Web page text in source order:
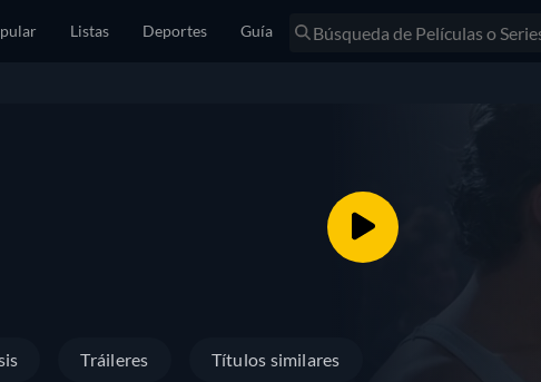
Listas Deportes Guía
Tráileres Títulos similares